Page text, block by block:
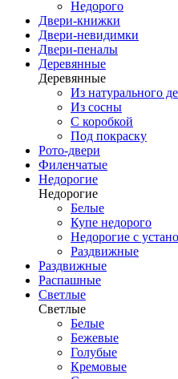
Недорого
Двери-книжки
Двери-невидимки
Двери-пеналы
Деревянные
Деревянные
Из натурального
Из сосны
С коробкой
Под покраску
Рото-двери
Филенчатые
Недорогие
Недорогие
Белые
Купе недорого
Недорогие с
Раздвижные
Раздвижные
Распашные
Светлые
Светлые
Белые
Бежевые
Голубые
Кремовые